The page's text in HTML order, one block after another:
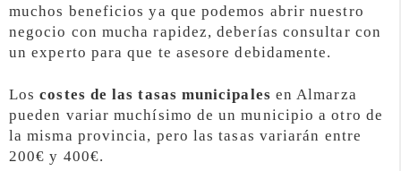
muchos beneficios ya que podemos abrir nuestro
negocio con mucha rapidez, deberías consultar con
un experto para que te asesore debidamente.
Loscostes de las tasas municipales en Almarza
pueden variar muchísimo de un municipio a otro de
la misma provincia, pero las tasas variarán entre
200€ y 400€.